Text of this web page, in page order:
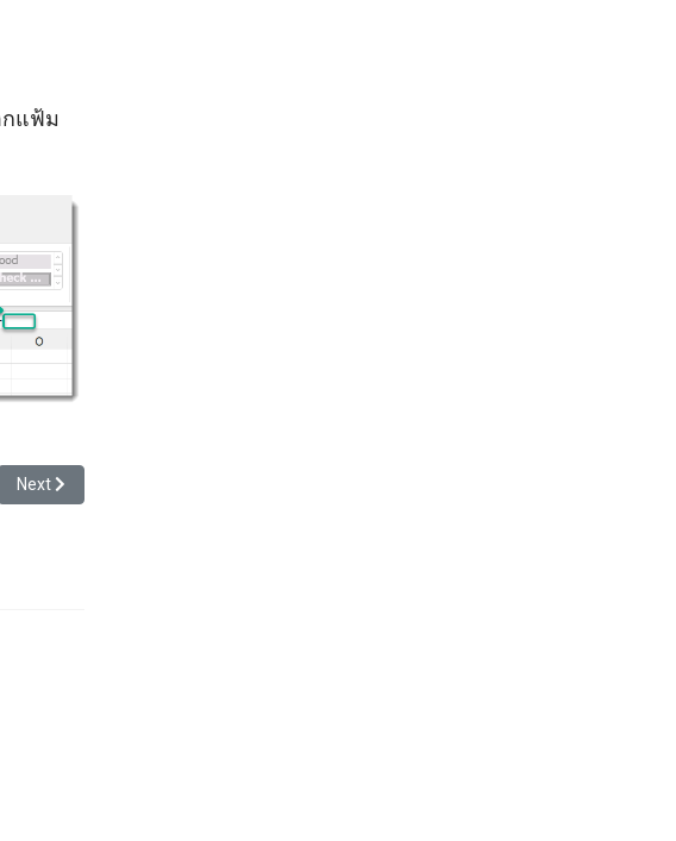
กแฟ้ม
Next article: สิ่งที่ควรทำและอย่าทำในการสร้าง Dashboards
Next